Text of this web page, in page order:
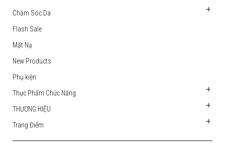
Chăm Sóc Da
Flash Sale
Mặt Nạ
New Products
Phụ kiện
Thực Phẩm Chức Năng
THƯƠNG HIỆU
Trang Điểm